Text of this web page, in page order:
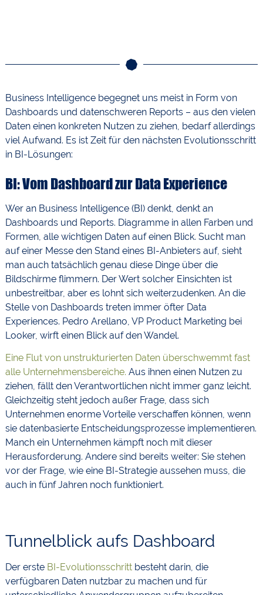
Business Intelligence begegnet uns meist in Form von
Dashboards und datenschweren Reports – aus den vielen
Daten einen konkreten Nutzen zu ziehen, bedarf allerdings
viel Aufwand. Es ist Zeit für den nächsten Evolutionsschritt
in BI-Lösungen:
BI: Vom Dashboard zur Data Experience
Wer an Business Intelligence (BI) denkt, denkt an
Dashboards und Reports. Diagramme in allen Farben und
Formen, alle wichtigen Daten auf einen Blick. Sucht man
auf einer Messe den Stand eines BI-Anbieters auf, sieht
man auch tatsächlich genau diese Dinge über die
Bildschirme flimmern. Der Wert solcher Einsichten ist
unbestreitbar, aber es lohnt sich weiterzudenken. An die
Stelle von Dashboards treten immer öfter Data
Experiences. Pedro Arellano, VP Product Marketing bei
Looker, wirft einen Blick auf den Wandel.
Eine Flut von unstrukturierten Daten überschwemmt fast
alle Unternehmensbereiche. Aus ihnen einen Nutzen zu
ziehen, fällt den Verantwortlichen nicht immer ganz leicht.
Gleichzeitig steht jedoch außer Frage, dass sich
Unternehmen enorme Vorteile verschaffen können, wenn
sie datenbasierte Entscheidungsprozesse implementieren.
Manch ein Unternehmen kämpft noch mit dieser
Herausforderung. Andere sind bereits weiter: Sie stehen
vor der Frage, wie eine BI-Strategie aussehen muss, die
auch in fünf Jahren noch funktioniert.
Tunnelblick aufs Dashboard
Der erste BI-Evolutionsschrittbesteht darin, die
verfügbaren Daten nutzbar zu machen und für